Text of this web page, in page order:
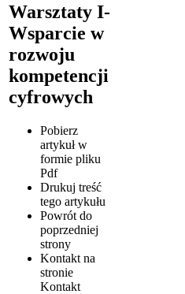
Warsztaty I-
Wsparcie w
rozwoju
kompetencji
cyfrowych
Pobierz
artykuł w
formie pliku
Pdf
Drukuj treść
tego artykułu
Powrót do
poprzedniej
strony
Kontakt na
stronie
Kontakt